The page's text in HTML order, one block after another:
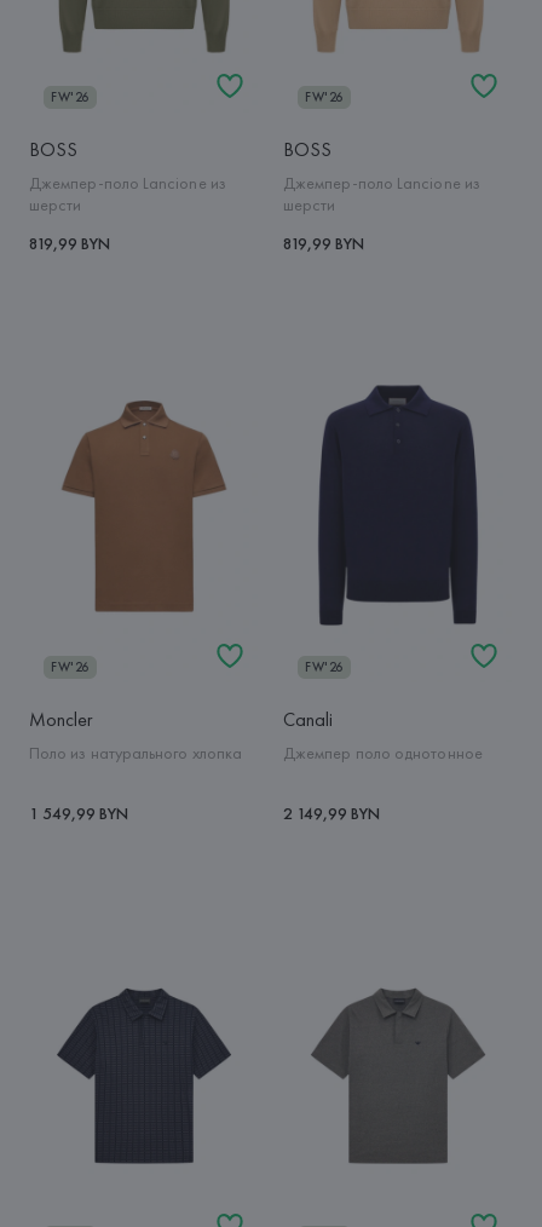
FW'26
BOSS
Джемпер-поло Lancione из
шерсти
819,99 BYN
FW'26
BOSS
Джемпер-поло Lancione из
шерсти
819,99 BYN
FW'26
Moncler
Поло из натурального хлопка
1 549,99 BYN
FW'26
Canali
Джемпер поло однотонное
2 149,99 BYN